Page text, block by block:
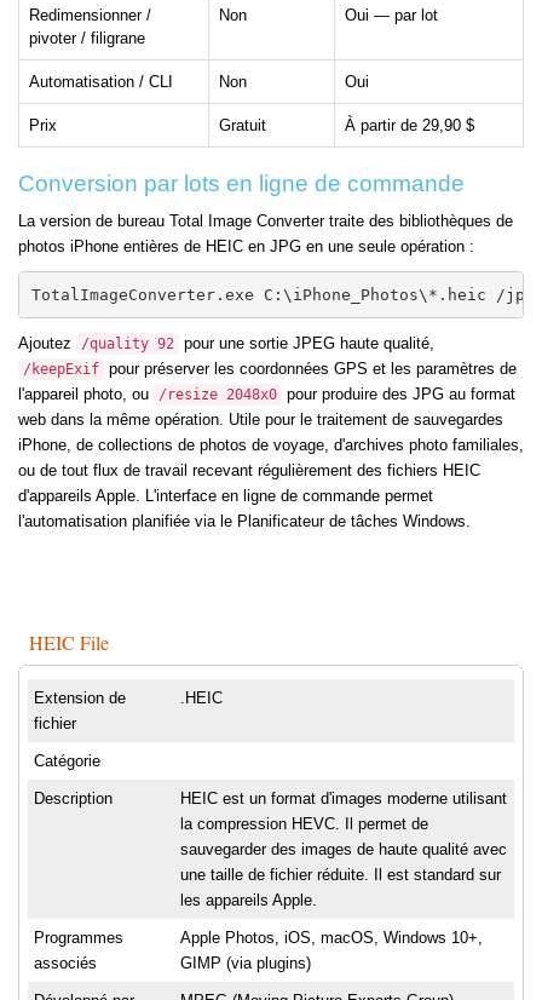
Redimensionner /
pivoter / filigrane
Non Oui — par lot
Automatisation / CLI Non Oui
Prix Gratuit À partir de 29,90 $
Conversion par lots en ligne de commande
La version de bureau Total Image Converter traite des bibliothèques de
photos iPhone entières de HEIC en JPG en une seule opération :
TotalImageConverter.exe C:\iPhone_Photos\*.heic /jpg
Ajoutez /quality 92 pour une sortie JPEG haute qualité,
/keepExif pour préserver les coordonnées GPS et les paramètres de
l'appareil photo, ou
/resize 2048x0 pour produire des JPG au format
web dans la même opération. Utile pour le traitement de sauvegardes
iPhone, de collections de photos de voyage, d'archives photo familiales,
ou de tout flux de travail recevant régulièrement des fichiers HEIC
d'appareils Apple. L'interface en ligne de commande permet
l'automatisation planifiée via le Planificateur de tâches Windows.
HEIC File
Extension de
fichier
.HEIC
Catégorie
Description
HEIC est un format d'images moderne utilisant
la compression HEVC. Il permet de
sauvegarder des images de haute qualité avec
une taille de fichier réduite. Il est standard sur
les appareils Apple.
Programmes
associés
Apple Photos, iOS, macOS, Windows 10+,
GIMP (via plugins)